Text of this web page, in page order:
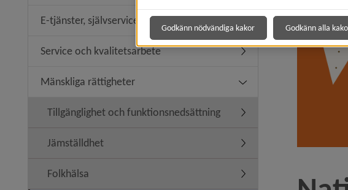
E-tjänster, självservice Undermeny för E-tjänster,
Service och kvalitetsarbete Undermeny för Service och
Mänskliga rättigheter Undermeny för Mänskliga
Tillgänglighet och funktionsnedsättning Undermeny för Tillgänglighet
Jämställdhet Undermeny för Jämställdhet
Folkhälsa Undermeny för Folkhälsa
Godkänn nödvändiga kakor Godkänn alla